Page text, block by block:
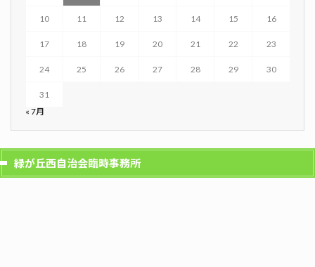
10 11 12 13 14 15 16
17 18 19 20 21 22 23
24 25 26 27 28 29 30
31
« 7月
緑が丘西自治会臨時事務所